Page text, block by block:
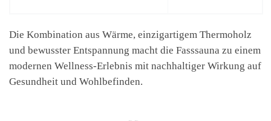
Die Kombination aus Wärme, einzigartigem Thermoholz
und bewusster Entspannung macht die Fasssauna zu einem
modernen Wellness-Erlebnis mit nachhaltiger Wirkung auf
Gesundheit und Wohlbefinden.